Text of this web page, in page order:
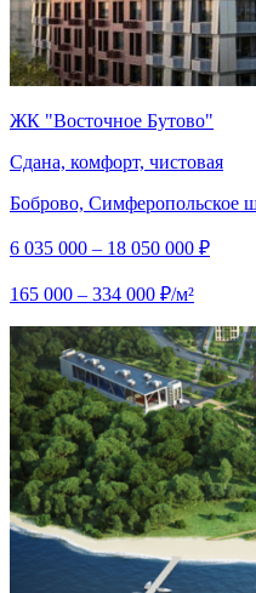
ЖК "Восточное Бутово"
Сдана, комфорт, чистовая
Боброво, Симферопольское
6 035 000 – 18 050 000 ₽
165 000 – 334 000 ₽/м²